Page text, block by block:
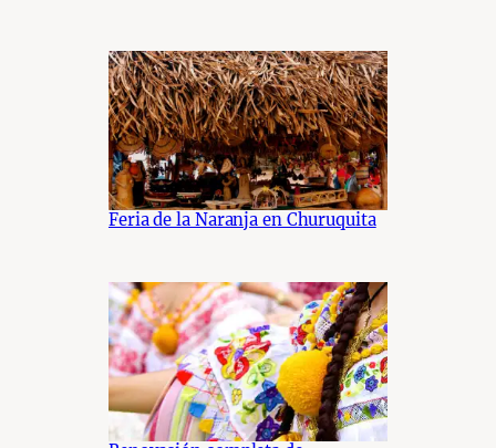
Feria de la Naranja en Churuquita